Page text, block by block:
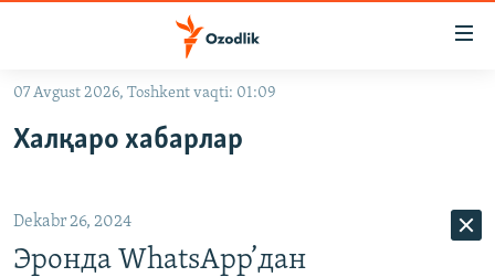
Асосий
навигацияга
Қидиришга
ўтинг
OZODVIDEO
На русском
07 Avgust 2026, Toshkent vaqti: 01:09
Халқаро хабарлар
Dekabr 26, 2024
Эронда WhatsApp’дан